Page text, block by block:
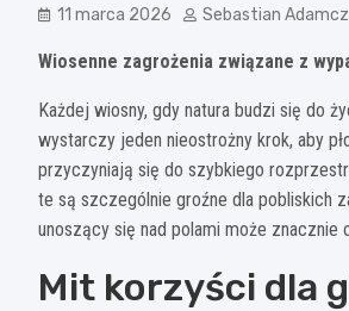
11 marca 2026 Sebastian
Wiosenne zagrożenia związane z
Każdej wiosny, gdy natura budzi się do
wystarczy jeden nieostrożny krok, aby
przyczyniają się do szybkiego
te są szczególnie groźne dla pobliskich
unoszący się nad polami może
Mit korzyści dla